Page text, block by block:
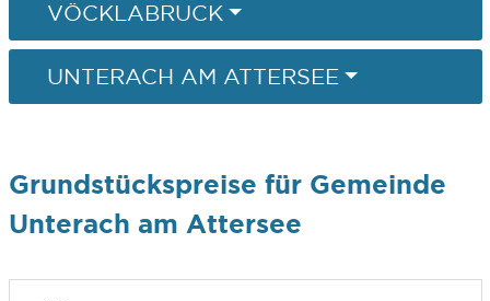
VÖCKLABRUCK
UNTERACH AM ATTERSEE
Grundstückspreise für Gemeinde
Unterach am Attersee